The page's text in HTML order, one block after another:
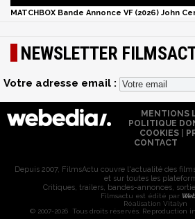
MATCHBOX Bande Annonce VF (2026) John
NEWSLETTER
Votre adresse email :
MENTIONS
POLITIQUE
COOKIES
CONTACT
Depuis 2007, FilmsActu couvre l'actualité des
et sur toutes les
Critiques, trailers, bandes-annonces,
Filmsactu est édité par
Réalisation Vitalyn
© 2007-2026 Tous droits réservés. Reproduction